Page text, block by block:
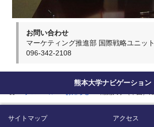
お問い合わせ
マーケティング推進部 国際戦略ユニット
096-342-2108
熊本大学ナビゲーション
サイトマップ アクセス